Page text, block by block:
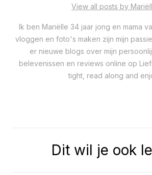
View all posts by
Ik ben Mariëlle 34 jaar jong en mama
vloggen en foto's maken zijn mijn
er nieuwe blogs over mijn
belevenissen en reviews online op
tight, read along and
Dit wil je ook